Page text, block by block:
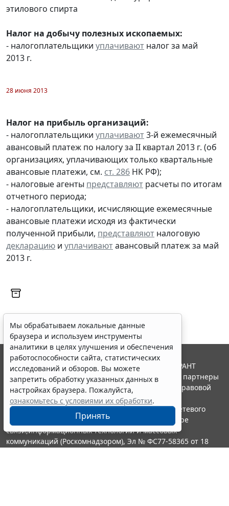
этилового спирта
Налог на добычу полезных ископаемых:
- налогоплательщики уплачивают налог за май
2013 г.
28 июня 2013
Налог на прибыль организаций:
- налогоплательщики уплачивают3-й ежемесячный
авансовый платеж по налогу за II квартал 2013 г. (об
организациях, уплачивающих только квартальные
авансовые платежи, см. ст. 286 НК РФ);
- налоговые агенты представляют расчеты по итогам
отчетного периода;
- налогоплательщики, исчисляющие ежемесячные
авансовые платежи исходя из фактически
полученной прибыли, представляют налоговую
декларацию и уплачиваютавансовый платеж за май
2013 г.
Мы обрабатываем локальные данные
браузера и используем инструменты
аналитики в целях улучшения и обеспечения
работоспособности сайта, статистических
исследований и обзоров. Вы можете
запретить обработку указанных данных в
настройках браузера. Пожалуйста,
ознакомьтесь с условиями их обработки.
Принять
© ООО "НПП "ГАРАНТ-СЕРВИС", 2026. Система ГАРАНТ
выпускается с 1990 года. Компания "Гарант" и ее партнеры
являются участниками Российской ассоциации правовой
информации ГАРАНТ.
Портал ГАРАНТ.РУ зарегистрирован в качестве сетевого
издания Федеральной службой по надзору в сфере
связи,информационных технологий и массовых
коммуникаций (Роскомнадзором), Эл № ФС77-58365 от 18